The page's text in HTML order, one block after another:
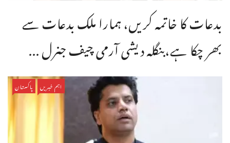
بدعات کا خاتمہ کریں، ہمارا ملک بدعات سے
بھر چکا ہے،بنگله دیشی آرمی چیف جنرل ...
اہم خبریں پاکستان